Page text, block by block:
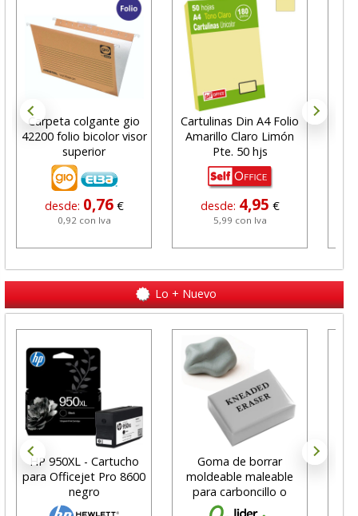
Carpeta colgante gio
42200 folio bicolor visor
superior
desde: 0,76 €
0,92 con Iva
Cartulinas Din A4 Folio
Amarillo Claro Limón
Pte. 50 hjs
desde: 4,95 €
5,99 con Iva
Lo + Nuevo
HP 950XL - Cartucho
para Officejet Pro 8600
negro
Goma de borrar
moldeable maleable
para carboncillo o
grafito